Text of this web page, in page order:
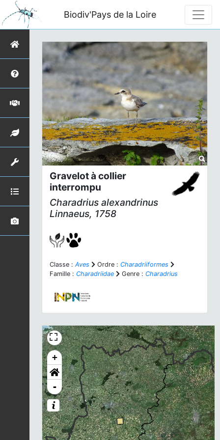
Biodiv'Pays de la Loire
Gravelot à collier
interrompu
Charadrius alexandrinus
Linnaeus, 1758
Classe : Aves Ordre : Charadriiformes
Famille : Charadriidae Genre : Charadrius
+
-